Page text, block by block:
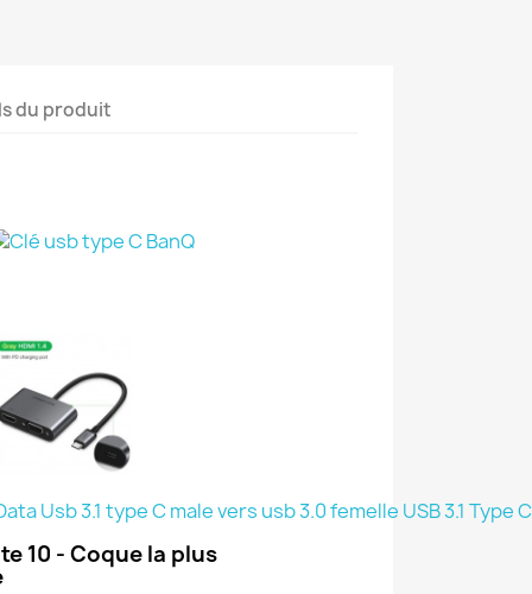
du produit
10 - Coque la plus